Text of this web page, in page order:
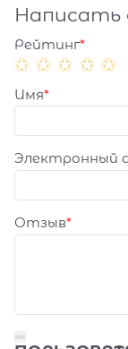
Написать
Рейтинг
Имя
Электронный
Отзыв